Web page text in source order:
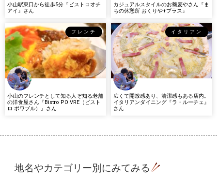
小山駅東口から徒歩5分『ビストロオチ
アイ』さん
カジュアルスタイルのお蕎麦やさん『ま
ちの休憩所 おくりや+プラス』
フレンチ
小山のフレンチとして知る人ぞ知る老舗
の洋食屋さん『Bistro POIVRE（ビスト
ロ ポワブル）』さん
イタリアン
広くて開放感あり、清潔感もある店内。
イタリアンダイニング『ラ・ルーチェ』
さん
地名やカテゴリー別にみてみる